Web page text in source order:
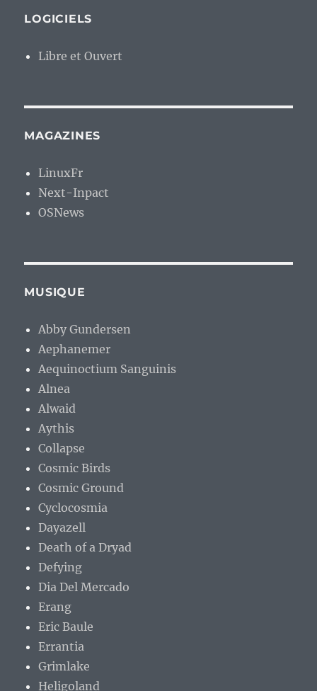
LOGICIELS
Libre et Ouvert
MAGAZINES
LinuxFr
Next-Inpact
OSNews
MUSIQUE
Abby Gundersen
Aephanemer
Aequinoctium Sanguinis
Alnea
Alwaid
Aythis
Collapse
Cosmic Birds
Cosmic Ground
Cyclocosmia
Dayazell
Death of a Dryad
Defying
Dia Del Mercado
Erang
Eric Baule
Errantia
Grimlake
Heligoland